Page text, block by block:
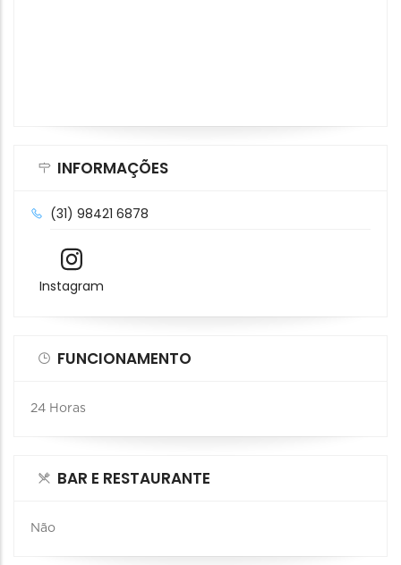
INFORMAÇÕES
(31) 98421 6878
Instagram
FUNCIONAMENTO
24 Horas
BAR E RESTAURANTE
Não